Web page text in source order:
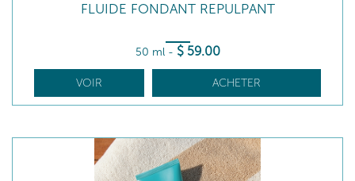
FLUIDE FONDANT REPULPANT
50 ml - $ 59.00
VOIR ACHETER